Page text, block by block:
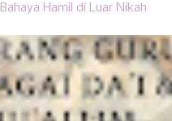
Bahaya Hamil di Luar Nikah